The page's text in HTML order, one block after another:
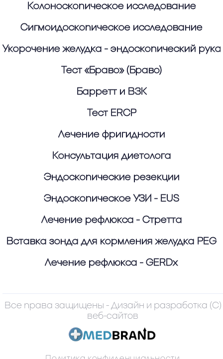
Колоноскопическое исследование
Сигмоидоскопическое исследование
Укорочение желудка - эндоскопический
Тест «Браво» (Браво)
Барретт и ВЗК
Тест ERCP
Лечение фригидности
Консультация диетолога
Эндоскопические резекции
Эндоскопическое УЗИ - EUS
Лечение рефлюкса - Стретта
Вставка зонда для кормления желудка PEG
Лечение рефлюкса - GERDx
(C) Все права защищены - Дизайн и разработка
веб-сайтов